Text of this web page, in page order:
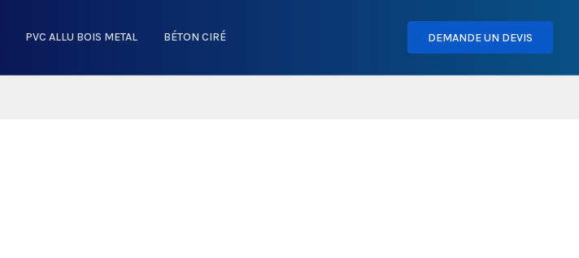
PVC ALLU BOIS METAL BÉTON CIRÉ DEMANDE UN DEVIS